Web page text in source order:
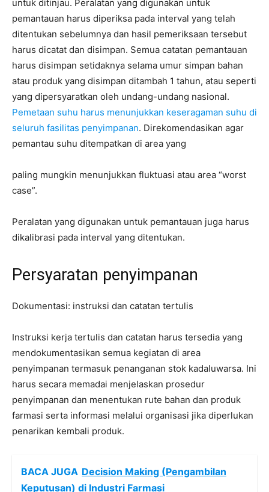
untuk ditinjau. Peralatan yang digunakan untuk
pemantauan harus diperiksa pada interval yang telah
ditentukan sebelumnya dan hasil pemeriksaan tersebut
harus dicatat dan disimpan. Semua catatan pemantauan
harus disimpan setidaknya selama umur simpan bahan
atau produk yang disimpan ditambah 1 tahun, atau seperti
yang dipersyaratkan oleh undang-undang nasional.
Pemetaan suhu harus menunjukkan keseragaman suhu di
seluruh fasilitas penyimpanan. Direkomendasikan agar
pemantau suhu ditempatkan di area yang
paling mungkin menunjukkan fluktuasi atau area “worst
case”.
Peralatan yang digunakan untuk pemantauan juga harus
dikalibrasi pada interval yang ditentukan.
Persyaratan penyimpanan
Dokumentasi: instruksi dan catatan tertulis
Instruksi kerja tertulis dan catatan harus tersedia yang
mendokumentasikan semua kegiatan di area
penyimpanan termasuk penanganan stok kadaluwarsa. Ini
harus secara memadai menjelaskan prosedur
penyimpanan dan menentukan rute bahan dan produk
farmasi serta informasi melalui organisasi jika diperlukan
penarikan kembali produk.
BACA JUGA Decision Making (Pengambilan
Keputusan) di Industri Farmasi